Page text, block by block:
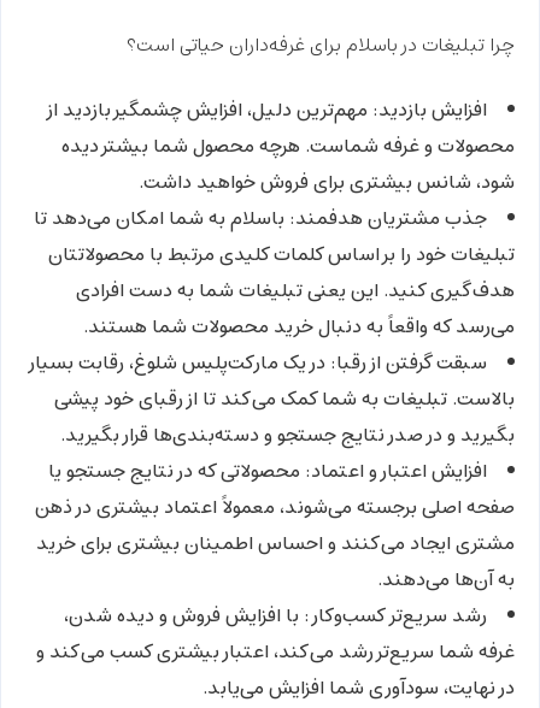
چرا تبلیغات در باسلام برای غرفه‌داران حیاتی است؟
افزایش بازدید: مهم‌ترین دلیل، افزایش چشمگیر بازدید از
محصولات و غرفه شماست. هرچه محصول شما بیشتر دیده
شود، شانس بیشتری برای فروش خواهید داشت.
جذب مشتریان هدفمند: باسلام به شما امکان می‌دهد تا
تبلیغات خود را بر اساس کلمات کلیدی مرتبط با محصولاتتان
هدف‌گیری کنید. این یعنی تبلیغات شما به دست افرادی
می‌رسد که واقعاً به دنبال خرید محصولات شما هستند.
سبقت گرفتن از رقبا: در یک مارکت‌پلیس شلوغ، رقابت بسیار
بالاست. تبلیغات به شما کمک می‌کند تا از رقبای خود پیشی
بگیرید و در صدر نتایج جستجو و دسته‌بندی‌ها قرار بگیرید.
افزایش اعتبار و اعتماد: محصولاتی که در نتایج جستجو یا
صفحه اصلی برجسته می‌شوند، معمولاً اعتماد بیشتری در ذهن
مشتری ایجاد می‌کنند و احساس اطمینان بیشتری برای خرید
به آن‌ها می‌دهند.
رشد سریع‌تر کسب‌وکار: با افزایش فروش و دیده شدن،
غرفه شما سریع‌تر رشد می‌کند، اعتبار بیشتری کسب می‌کند و
در نهایت، سودآوری شما افزایش می‌یابد.